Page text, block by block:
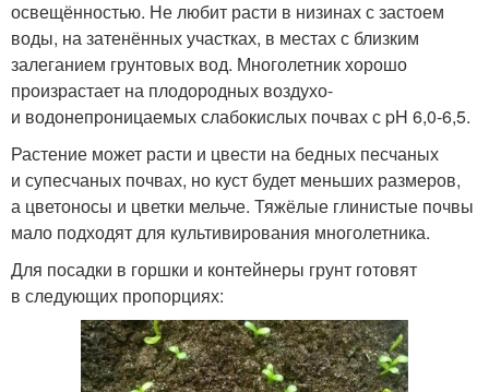
освещённостью. Не любит расти в низинах с застоем
воды, на затенённых участках, в местах с близким
залеганием грунтовых вод. Многолетник хорошо
произрастает на плодородных воздухо-
и водонепроницаемых слабокислых почвах с pH 6,0-6,5.
Растение может расти и цвести на бедных песчаных
и супесчаных почвах, но куст будет меньших размеров,
а цветоносы и цветки мельче. Тяжёлые глинистые почвы
мало подходят для культивирования многолетника.
Для посадки в горшки и контейнеры грунт готовят
в следующих пропорциях: